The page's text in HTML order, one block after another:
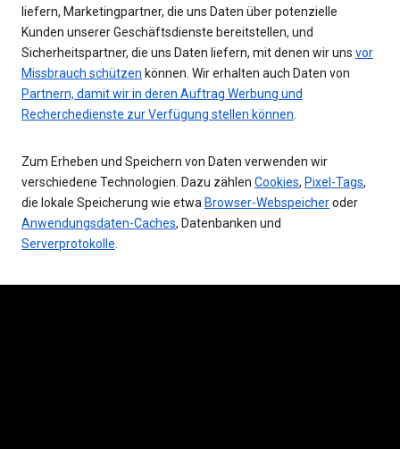
liefern, Marketingpartner, die uns Daten über potenzielle
Kunden unserer Geschäftsdienste bereitstellen, und
Sicherheitspartner, die uns Daten liefern, mit denen wir uns vor
Missbrauch schützen können. Wir erhalten auch Daten von
Partnern, damit wir in deren Auftrag Werbung und
Recherchedienste zur Verfügung stellen können
Zum Erheben und Speichern von Daten verwenden wir
verschiedene Technologien. Dazu zählen Cookies, Pixel-Tags,
die lokale Speicherung wie etwa Browser-Webspeicheroder
Anwendungsdaten-Caches, Datenbanken und
Serverprotokolle